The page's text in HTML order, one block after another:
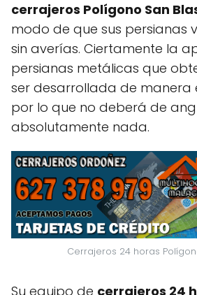
cerrajeros Polígono San
modo de que sus persianas
sin averías. Ciertamente la
persianas metálicas que
ser desarrollada de manera
por lo que no deberá de
absolutamente nada.
Cerrajeros 24 horas
Su equipo de cerrajeros 24